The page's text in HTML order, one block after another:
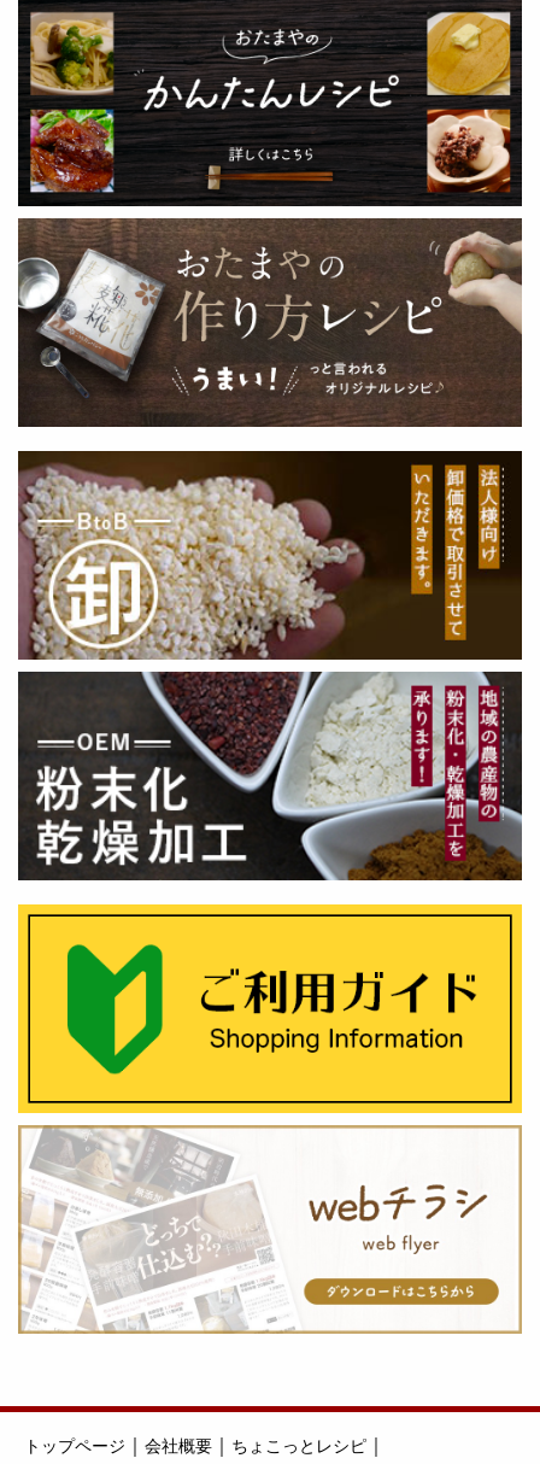
トップページ ｜ 会社概要 ｜ ちょこっとレシピ ｜